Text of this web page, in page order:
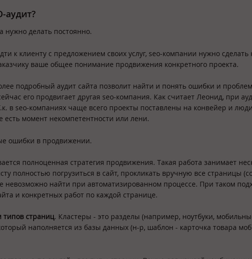
аудит?
нужно делать постоянно.
к клиенту с предложением своих услуг, seo-компании нужно сделать
ваше общее понимание продвижения конкретного проекта.
подробный аудит сайта позволит найти и понять ошибки и
его продвигает другая seo-компания. Как считает Леонид, при
в seo-компаниях чаще всего проекты поставлены на конвейер и
есть момент некомпетентности или лени.
ошибки в продвижении.
полноценная стратегия продвижения. Такая работа занимает
полностью погрузиться в сайт, прокликать вручную все страницы
невозможно найти при автоматизированном процессе. При таком
и конкретных работ по каждой странице.
типов страниц. Кластеры - это разделы (например, ноутбуки,
наполняется из базы данных (н-р, шаблон - карточка товара